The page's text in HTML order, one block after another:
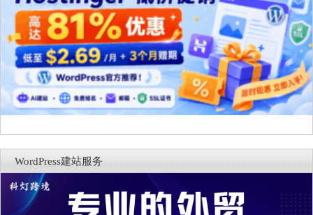
WordPress建站服务